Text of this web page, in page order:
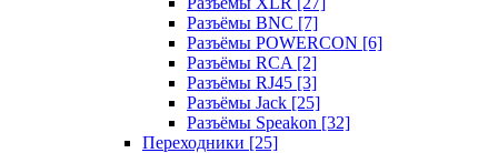
Разъёмы BNC [7]
Разъёмы POWERCON [6]
Разъёмы RCA [2]
Разъёмы RJ45 [3]
Разъёмы Jack [25]
Разъёмы Speakon [32]
Переходники [25]